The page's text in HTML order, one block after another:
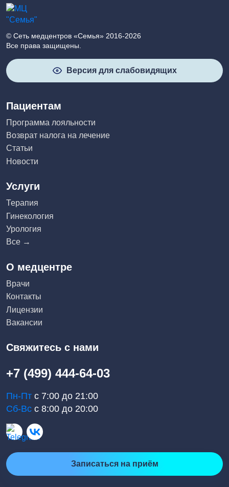
© Сеть медцентров «Семья» 2016-2026
Все права защищены.
Версия для слабовидящих
Пациентам
Программа лояльности
Возврат налога на лечение
Статьи
Новости
Услуги
Терапия
Гинекология
Урология
Все →
О медцентре
Врачи
Контакты
Лицензии
Вакансии
Свяжитесь с нами
+7 (499) 444-64-03
Пн-Пт с 7:00 до 21:00
Сб-Вс с 8:00 до 20:00
Записаться на приём